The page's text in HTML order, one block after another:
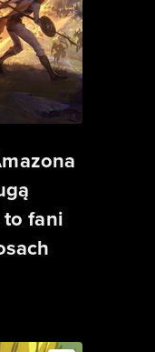
to fani